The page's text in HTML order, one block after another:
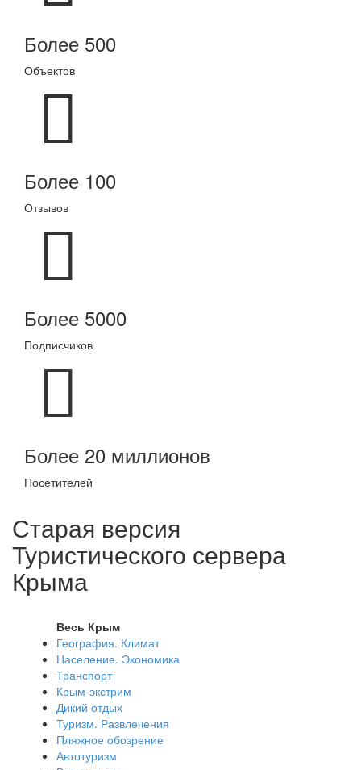
Более 500
Объектов
Более 100
Отзывов
Более 5000
Подписчиков
Более 20 миллионов
Посетителей
Старая версия
Туристического сервера
Крыма
Весь Крым
География. Климат
Население. Экономика
Транспорт
Крым-экстрим
Дикий отдых
Туризм. Развлечения
Пляжное обозрение
Автотуризм